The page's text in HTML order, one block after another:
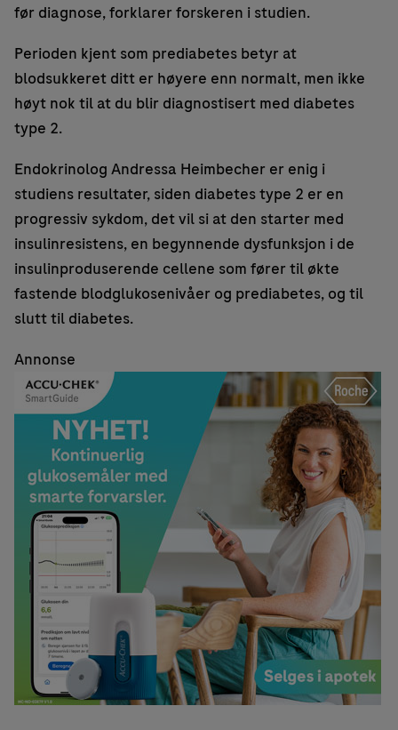
før diagnose, forklarer forskeren i studien.
Perioden kjent som prediabetes betyr at
blodsukkeret ditt er høyere enn normalt, men ikke
høyt nok til at du blir diagnostisert med diabetes
type 2.
Endokrinolog Andressa Heimbecher er enig i
studiens resultater, siden diabetes type 2 er en
progressiv sykdom, det vil si at den starter med
insulinresistens, en begynnende dysfunksjon i de
insulinproduserende cellene som fører til økte
fastende blodglukosenivåer og prediabetes, og til
slutt til diabetes.
Annonse